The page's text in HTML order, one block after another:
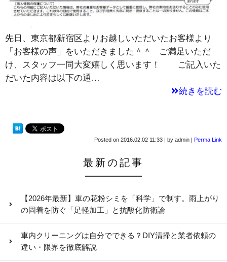
先日、東京都新宿区よりお越しいただいたお客様より
「お客様の声」をいただきました＾＾ ご満足いただ
け、スタッフ一同大変嬉しく思います！ ご記入いた
だいた内容は以下の通…
続きを読む
Posted on 2016.02.02 11:33 by admin Perma Link
最新の記事
【2026年最新】車の花粉シミを「科学」で制す。雨上がり
の固着を防ぐ「足軽加工」と抗酸化防衛論
車内クリーニングは自分でできる？DIY清掃と業者依頼の
違い・限界を徹底解説